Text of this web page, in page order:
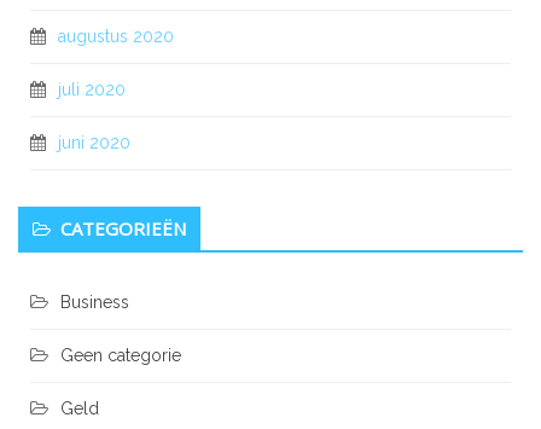
augustus 2020
juli 2020
juni 2020
CATEGORIEËN
Business
Geen categorie
Geld